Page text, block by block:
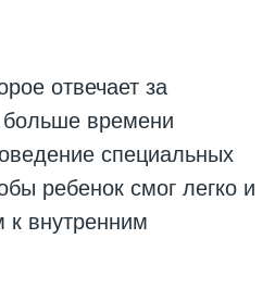
отвечает за
больше времени
специальных
ребенок смог легко и
к внутренним